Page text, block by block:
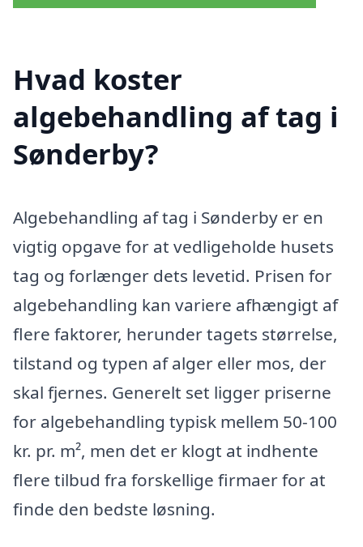
Hvad koster
algebehandling af tag i
Sønderby?
Algebehandling af tag i Sønderby er en
vigtig opgave for at vedligeholde husets
tag og forlænger dets levetid. Prisen for
algebehandling kan variere afhængigt af
flere faktorer, herunder tagets størrelse,
tilstand og typen af alger eller mos, der
skal fjernes. Generelt set ligger priserne
for algebehandling typisk mellem 50-100
kr. pr. m², men det er klogt at indhente
flere tilbud fra forskellige firmaer for at
finde den bedste løsning.